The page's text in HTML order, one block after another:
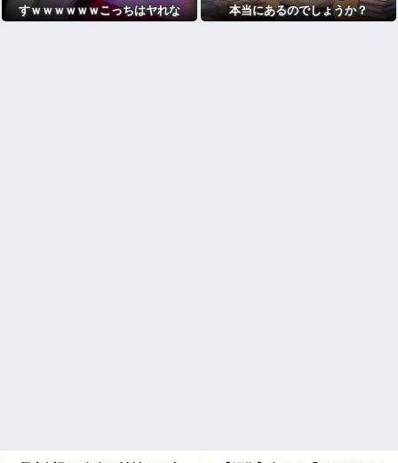
すｗｗｗｗｗｗこっちはヤれな
本当にあるのでしょうか？